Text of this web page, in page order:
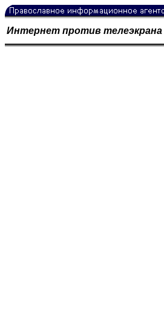
Интернет против телеэкрана